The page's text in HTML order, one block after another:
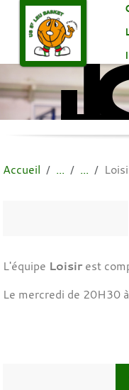
Accueil
L'équipe Loisirest
Le mercredi de 20H30
Panneau de gestion des